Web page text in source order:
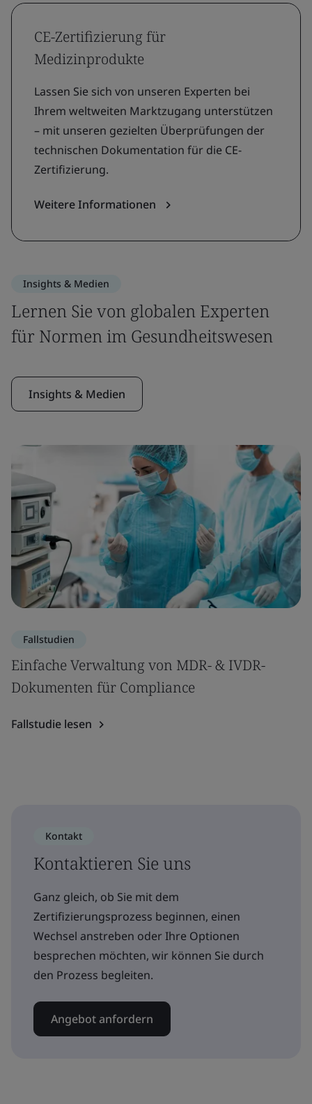
CE-Zertifizierung für
Medizinprodukte
Lassen Sie sich von unseren Experten bei
Ihrem weltweiten Marktzugang unterstützen
– mit unseren gezielten Überprüfungen der
technischen Dokumentation für die CE-
Zertifizierung.
Weitere Informationen
Insights & Medien
Lernen Sie von globalen Experten
für Normen im Gesundheitswesen
Insights & Medien
Fallstudien
Einfache Verwaltung von MDR- & IVDR-
Dokumenten für Compliance
Fallstudie lesen
Kontakt
Kontaktieren Sie uns
Ganz gleich, ob Sie mit dem
Zertifizierungsprozess beginnen, einen
Wechsel anstreben oder Ihre Optionen
besprechen möchten, wir können Sie durch
den Prozess begleiten.
Angebot anfordern